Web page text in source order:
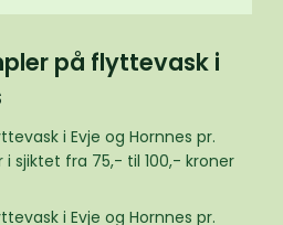
på flyttevask i
i Evje og Hornnes pr.
sjiktet fra 75,- til 100,- kroner
i Evje og Hornnes pr.